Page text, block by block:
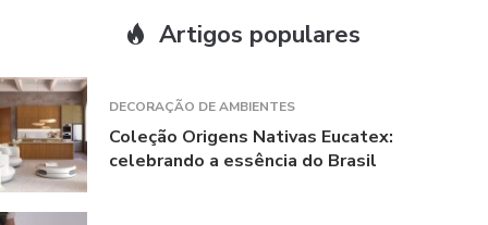
Artigos populares
DECORAÇÃO DE AMBIENTES
Coleção Origens Nativas Eucatex:
celebrando a essência do Brasil